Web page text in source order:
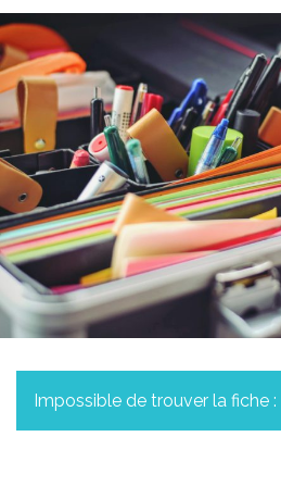
Impossible de trouver la fiche :